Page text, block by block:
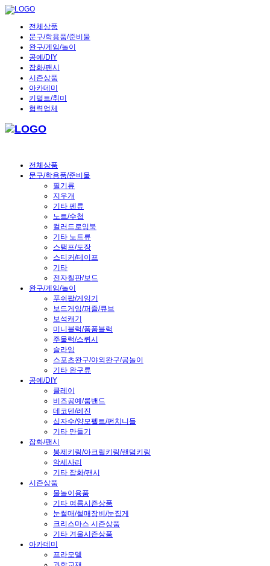
전체상품
문구/학용품/준비물
완구/게임/놀이
공예/DIY
잡화/팬시
시즌상품
아카데미
키덜트/취미
협력업체
전체상품
문구/학용품/준비물
필기류
지우개
기타 펜류
노트/수첩
컬러드로잉북
기타 노트류
스탬프/도장
스티커/테이프
기타
전자칠판/보드
완구/게임/놀이
푸쉬팝/게임기
보드게임/퍼즐/큐브
보석캐기
미니블럭/폼폼블럭
주물럭/스퀴시
슬라임
스포츠완구/야외완구/공놀이
기타 완구류
공예/DIY
클레이
비즈공예/룸밴드
데코덴/레진
십자수/양모펠트/펀치니들
기타 만들기
잡화/팬시
봉제키링/아크릴키링/랜덤키링
악세사리
기타 잡화/팬시
시즌상품
물놀이용품
기타 여름시즌상품
눈썰매/썰매장비/눈집게
크리스마스 시즌상품
기타 겨울시즌상품
아카데미
프라모델